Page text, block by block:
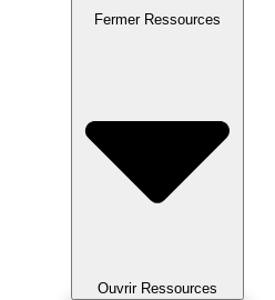
Fermer Ressources
Ouvrir Ressources